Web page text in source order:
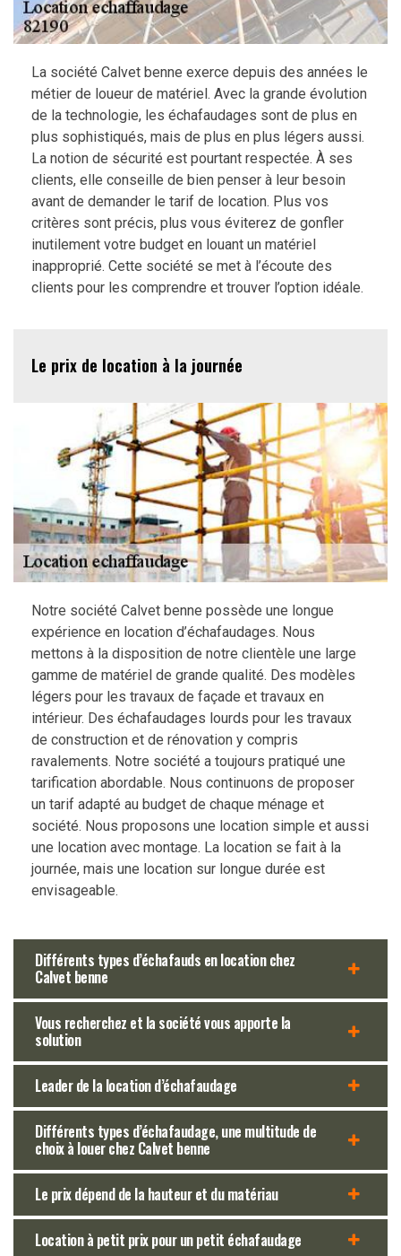
La société Calvet benne exerce depuis des années le
métier de loueur de matériel. Avec la grande évolution
de la technologie, les échafaudages sont de plus en
plus sophistiqués, mais de plus en plus légers aussi.
La notion de sécurité est pourtant respectée. À ses
clients, elle conseille de bien penser à leur besoin
avant de demander le tarif de location. Plus vos
critères sont précis, plus vous éviterez de gonfler
inutilement votre budget en louant un matériel
inapproprié. Cette société se met à l’écoute des
clients pour les comprendre et trouver l’option idéale.
Le prix de location à la journée
Notre société Calvet benne possède une longue
expérience en location d’échafaudages. Nous
mettons à la disposition de notre clientèle une large
gamme de matériel de grande qualité. Des modèles
légers pour les travaux de façade et travaux en
intérieur. Des échafaudages lourds pour les travaux
de construction et de rénovation y compris
ravalements. Notre société a toujours pratiqué une
tarification abordable. Nous continuons de proposer
un tarif adapté au budget de chaque ménage et
société. Nous proposons une location simple et aussi
une location avec montage. La location se fait à la
journée, mais une location sur longue durée est
envisageable.
Différents types d’échafauds en location chez
Calvet benne
Vous recherchez et la société vous apporte la
solution
Leader de la location d’échafaudage
Différents types d’échafaudage, une multitude de
choix à louer chez Calvet benne
Le prix dépend de la hauteur et du matériau
Location à petit prix pour un petit échafaudage